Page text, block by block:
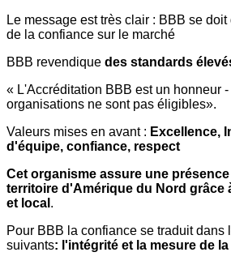
Le message est très clair : BBB se
de la confiance sur le marché
BBB revendique des standards
« L'Accréditation BBB est un honneur
organisations ne sont pas éligibles».
Valeurs mises en avant : Excellence,
d'équipe, confiance, respect
Cet organisme assure une
territoire d'Amérique du Nord grâce
et local .
Pour BBB la confiance se traduit dans
suivants: l'intégrité et la mesure de